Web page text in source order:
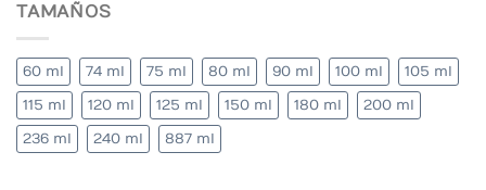
TAMAÑOS
60 ml 74 ml 75 ml 80 ml 90 ml 100 ml 105 ml
115 ml 120 ml 125 ml 150 ml 180 ml 200 ml
236 ml 240 ml 887 ml